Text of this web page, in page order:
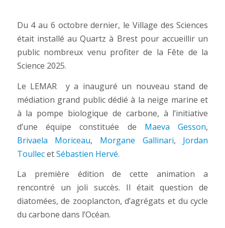
Du 4 au 6 octobre dernier, le Village des Sciences
était installé au Quartz à Brest pour accueillir un
public nombreux venu profiter de la Fête de la
Science 2025.
Le LEMAR y a inauguré un nouveau stand de
médiation grand public dédié à la neige marine et
à la pompe biologique de carbone, à l’initiative
d’une équipe constituée de Maeva Gesson,
Brivaela Moriceau, Morgane Gallinari, Jordan
ToullecetSébastien Hervé.
La première édition de cette animation a
rencontré un joli succès. Il était question de
diatomées, de zooplancton, d’agrégats et du cycle
du carbone dans l’Océan.